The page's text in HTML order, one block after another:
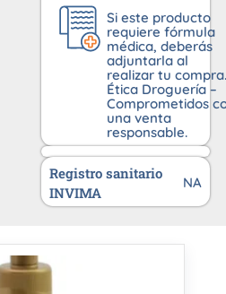
Si este producto
requiere fórmula
médica, deberás
adjuntarla al
realizar tu compra.
Ética Droguería –
Comprometidos
una venta
responsable.
Registro sanitario
INVIMA
NA